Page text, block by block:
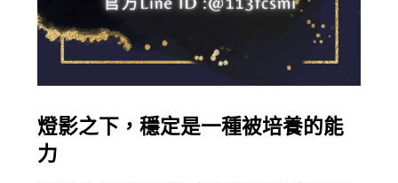
燈影之下，穩定是一種被培養的能
力